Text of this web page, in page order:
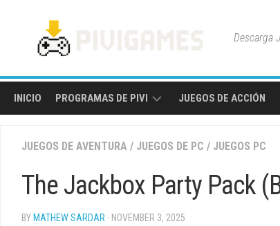
Descarga
INICIO PROGRAMAS DE PIVI
Y
JUEGOS DE ACCIÓN
JUEGOS DE AVENTURA / JUEGOS DE PC / JUEGOS PC
The Jackbox Party Pack
BY MATHEW SARDAR · NOVEMBER 3, 2025